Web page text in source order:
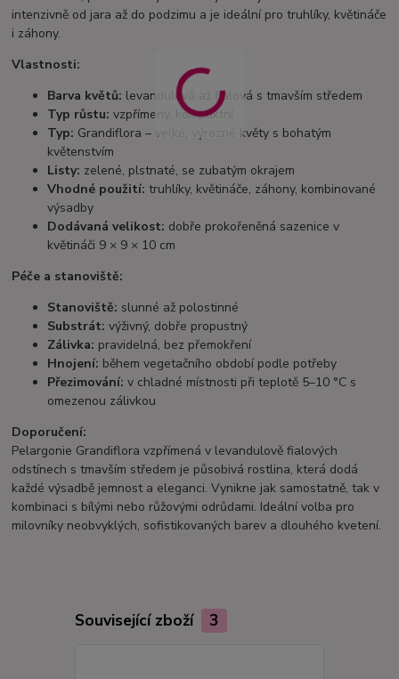
intenzivně od jara až do podzimu a je ideální pro truhlíky, květináče
i záhony.
Vlastnosti:
Barva květů: levandulová až fialová s tmavším středem
Typ růstu: vzpřímený, kompaktní
Typ: Grandiflora – velké, výrazné květy s bohatým
květenstvím
Listy: zelené, plstnaté, se zubatým okrajem
Vhodné použití: truhlíky, květináče, záhony, kombinované
výsadby
Dodávaná velikost: dobře prokořeněná sazenice v
květináči 9 × 9 × 10 cm
Péče a stanoviště:
Stanoviště: slunné až polostinné
Substrát: výživný, dobře propustný
Zálivka: pravidelná, bez přemokření
Hnojení: během vegetačního období podle potřeby
Přezimování: v chladné místnosti při teplotě 5–10 °C s
omezenou zálivkou
Doporučení:
Pelargonie Grandiflora vzpřímená v levandulově fialových
odstínech s tmavším středem je působivá rostlina, která dodá
každé výsadbě jemnost a eleganci. Vynikne jak samostatně, tak v
kombinaci s bílými nebo růžovými odrůdami. Ideální volba pro
milovníky neobvyklých, sofistikovaných barev a dlouhého kvetení.
Související zboží 3